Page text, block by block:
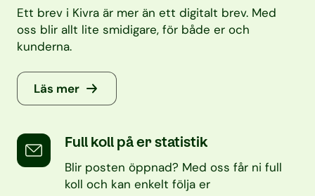
Ett brev i Kivra är mer än ett digitalt brev. Med
oss blir allt lite smidigare, för både er och
kunderna.
Läs mer
Full koll på er statistik
Blir posten öppnad? Med oss får ni full
koll och kan enkelt följa er